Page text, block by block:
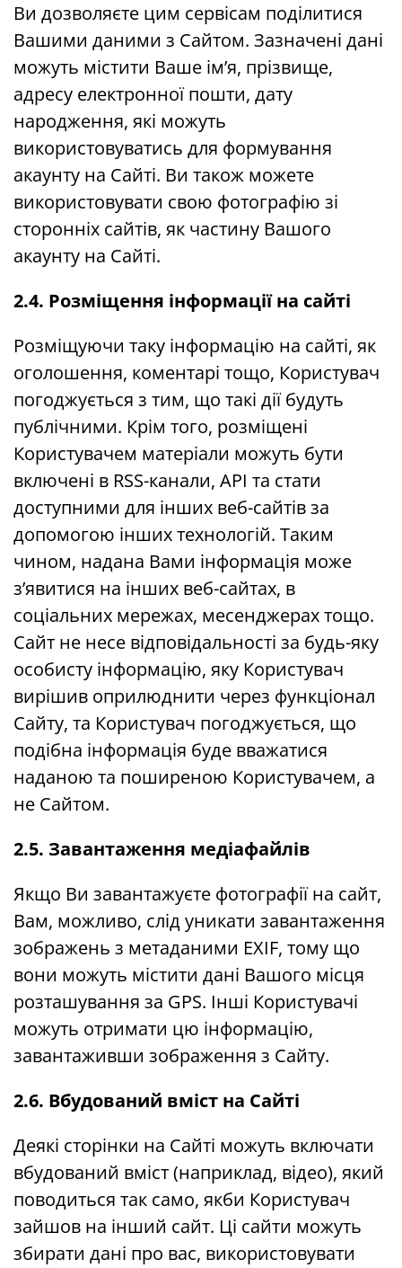
Ви дозволяєте цим сервісам поділитися
Вашими даними з Сайтом. Зазначені дані
можуть містити Ваше ім’я, прізвище,
адресу електронної пошти, дату
народження, які можуть
використовуватись для формування
акаунту на Сайті. Ви також можете
використовувати свою фотографію зі
сторонніх сайтів, як частину Вашого
акаунту на Сайті.
2.4. Розміщення інформації на сайті
Розміщуючи таку інформацію на сайті, як
оголошення, коментарі тощо, Користувач
погоджується з тим, що такі дії будуть
публічними. Крім того, розміщені
Користувачем матеріали можуть бути
включені в RSS-канали, API та стати
доступними для інших веб-сайтів за
допомогою інших технологій. Таким
чином, надана Вами інформація може
з’явитися на інших веб-сайтах, в
соціальних мережах, месенджерах тощо.
Сайт не несе відповідальності за будь-яку
особисту інформацію, яку Користувач
вирішив оприлюднити через функціонал
Сайту, та Користувач погоджується, що
подібна інформація буде вважатися
наданою та поширеною Користувачем, а
не Сайтом.
2.5. Завантаження медіафайлів
Якщо Ви завантажуєте фотографії на сайт,
Вам, можливо, слід уникати завантаження
зображень з метаданими EXIF, тому що
вони можуть містити дані Вашого місця
розташування за GPS. Інші Користувачі
можуть отримати цю інформацію,
завантаживши зображення з Сайту.
2.6. Вбудований вміст на Сайті
Деякі сторінки на Сайті можуть включати
вбудований вміст (наприклад, відео), який
поводиться так само, якби Користувач
зайшов на інший сайт. Ці сайти можуть
збирати дані про вас, використовувати